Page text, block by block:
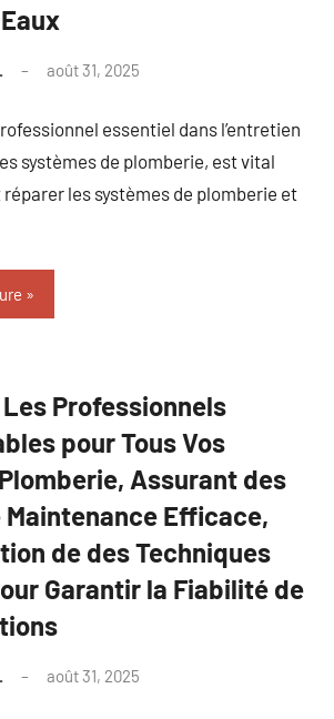
août 31, 2025
essentiel dans l’entretien
systèmes de plomberie, est vital
les systèmes de plomberie et
Professionnels
pour Tous Vos
Assurant des
Maintenance Efficace,
de des Techniques
Garantir la Fiabilité de
août 31, 2025